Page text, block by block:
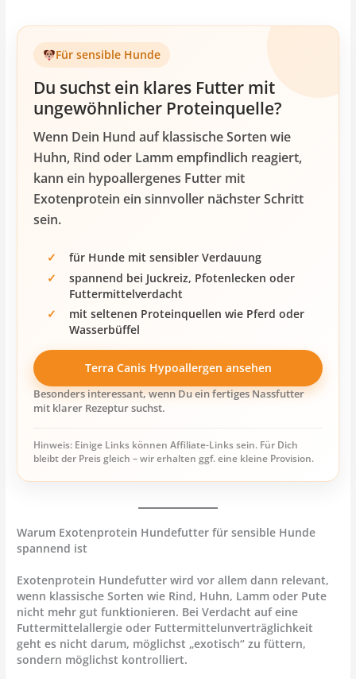
Für sensible Hunde
Du suchst ein klares Futter mit
ungewöhnlicher Proteinquelle?
Wenn Dein Hund auf klassische Sorten wie
Huhn, Rind oder Lamm empfindlich reagiert,
kann ein hypoallergenes Futter mit
Exotenprotein ein sinnvoller nächster Schritt
sein.
für Hunde mit sensibler Verdauung
spannend bei Juckreiz, Pfotenlecken oder
Futtermittelverdacht
mit seltenen Proteinquellen wie Pferd oder
Wasserbüffel
Terra Canis Hypoallergen ansehen
Besonders interessant, wenn Du ein fertiges Nassfutter
mit klarer Rezeptur suchst.
Hinweis: Einige Links können Affiliate-Links sein. Für Dich
bleibt der Preis gleich – wir erhalten ggf. eine kleine Provision.
Warum Exotenprotein Hundefutter für sensible Hunde
spannend ist
Exotenprotein Hundefutter wird vor allem dann relevant,
wenn klassische Sorten wie Rind, Huhn, Lamm oder Pute
nicht mehr gut funktionieren. Bei Verdacht auf eine
Futtermittelallergie oder Futtermittelunverträglichkeit
geht es nicht darum, möglichst „exotisch“ zu füttern,
sondern möglichst kontrolliert.